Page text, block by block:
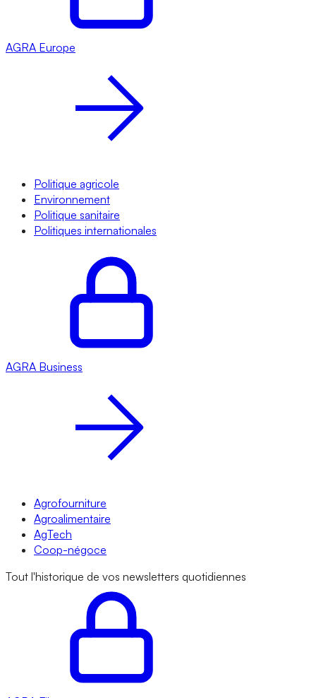
AGRA Europe
Politique agricole
Environnement
Politique sanitaire
Politiques internationales
AGRA Business
Agrofourniture
Agroalimentaire
AgTech
Coop-négoce
Tout l'historique de vos newsletters quotidiennes